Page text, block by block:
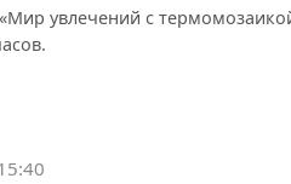
увлечений с